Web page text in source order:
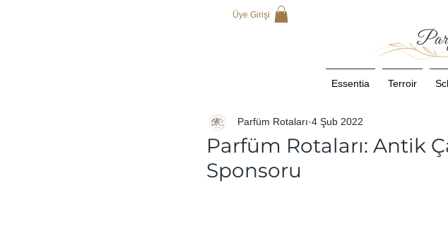
Üye Girişi
Essentia Terroir
Parfüm Rotaları: Antik
Sponsoru
Parfüm Rotaları 4 Şub 2022